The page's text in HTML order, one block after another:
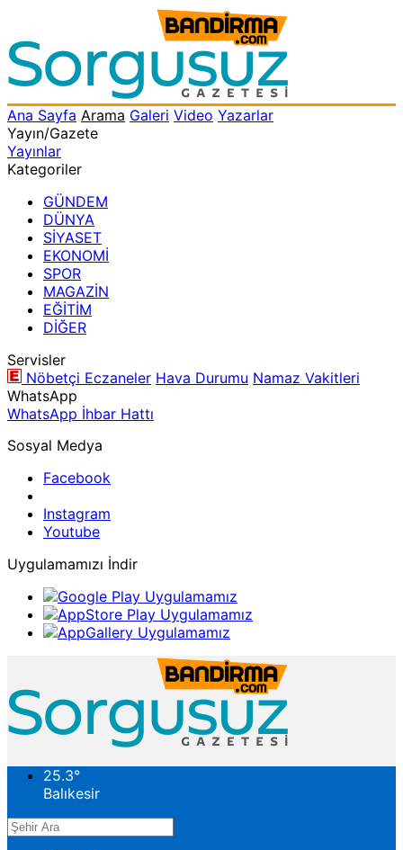
Ana Sayfa Arama Galeri Video Yazarlar
Yayın/Gazete
Yayınlar
Kategoriler
GÜNDEM
DÜNYA
SİYASET
EKONOMİ
SPOR
MAGAZİN
EĞİTİM
DİĞER
Servisler
Nöbetçi Eczaneler Hava Durumu Namaz Vakitleri
WhatsApp
WhatsApp İhbar Hattı
Sosyal Medya
Facebook
Instagram
Youtube
Uygulamamızı İndir
25.3°
Balıkesir